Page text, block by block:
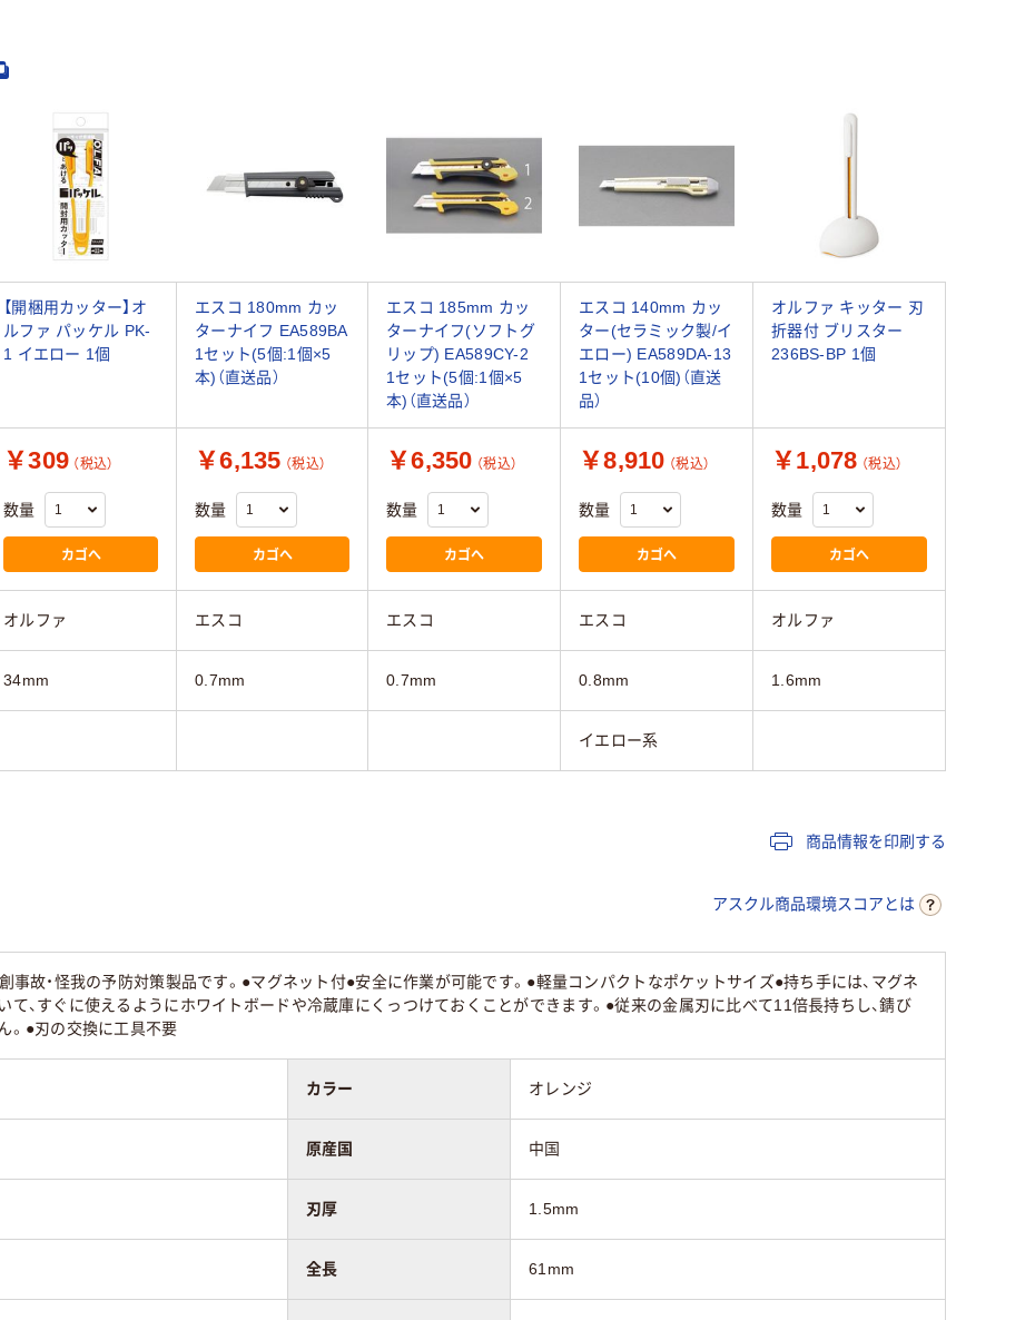
【開梱用カッター】オ
ルファ パッケル PK-
1 イエロー 1個
エスコ 180mm カッ
ターナイフ EA589BA
1セット(5個:1個×5
本)（直送品）
エスコ 185mm カッ
ターナイフ(ソフトグ
リップ) EA589CY-2
1セット(5個:1個×5
本)（直送品）
エスコ 140mm カッ
ター(セラミック製/イ
エロー) EA589DA-13
1セット(10個)（直送
品）
オルファ キッター 刃
折器付 ブリスター
236BS-BP 1個
￥309 （税込）
数量
カゴへ
￥6,135 （税込）
数量
カゴへ
￥6,350 （税込）
数量
カゴへ
￥8,910 （税込）
数量
カゴへ
￥1,078 （税込）
数量
カゴへ
オルファ エスコ エスコ エスコ オルファ
34mm 0.7mm 0.7mm 0.8mm 1.6mm
イエロー系
商品情報を印刷する
アスクル商品環境スコアとは
事故・怪我の予防対策製品です。●マグネット付●安全に作業が可能です。●軽量コンパクトなポケットサイズ●持ち手には、マグネ
て、すぐに使えるようにホワイトボードや冷蔵庫にくっつけておくことができます。●従来の金属刃に比べて11倍長持ちし、錆び
。●刃の交換に工具不要
カラー オレンジ
原産国 中国
刃厚 1.5mm
全長 61mm